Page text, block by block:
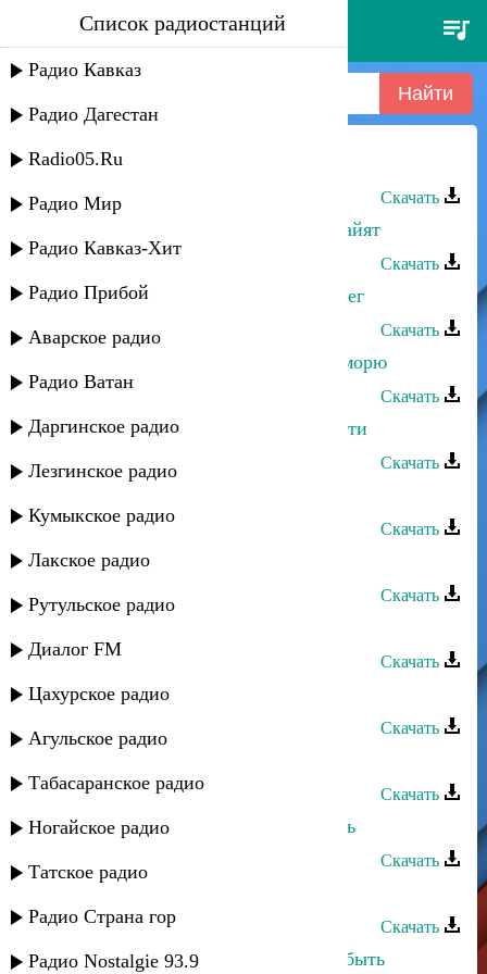
арслан шахмарданов -
иншалла
Список радиостанций
Радио Кавказ
Радио Дагестан
Radio05.Ru
Радио Мир
Радио Кавказ-Хит
Радио Прибой
Аварское радио
Радио Ватан
Даргинское радио
Лезгинское радио
Кумыкское радио
Лакское радио
Рутульское радио
Диалог FM
Цахурское радио
Агульское радио
Табасаранское радио
Ногайское радио
Татское радио
Радио Страна гор
Радио Nostalgie 93.9
Арслан Шахмарданов - Иншалла
Скачать
Арслан Шахмарданов - Лакку билайят
Скачать
Арслан Шахмарданов - Первый снег
Скачать
Арслан Шахмарданов - В гости к морю
Скачать
Арслан Шахмарданов - Хочешь уйти
Скачать
Скачать
Арслан Шахмарданов - Гурия
Скачать
Скачать
Арслан Арсланов - Не мучай
Скачать
Скачать
Абдула Мирзакеримов - Иншаллагь
Скачать
Скачать
Арслан Темирбулатов - Не могу забыть